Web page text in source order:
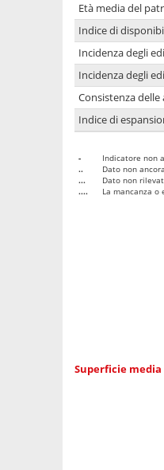
Età media del
Indice di
Incidenza degli
Incidenza degli
Consistenza
Indice di
-
Indicatore non
..
Dato non
...
Dato non
....
La mancanza
Superficie